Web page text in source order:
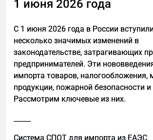
используем естественный язык
даем один четкий ответ на
избегаем
формулировок, которые плохо
воспринимаются на слух.
Как подготовить сайт к GEO
1. Сущности и контекст: кто вы и о
1 июня 2026 года
С 1 июня 2026 года в России
несколько значимых изменений в
законодательстве, затрагивающих
предпринимателей. Эти
импорта товаров, налогообложения,
продукции, пожарной безопасности и
Рассмотрим ключевые из них.
Система СПОТ для импорта из ЕАЭС